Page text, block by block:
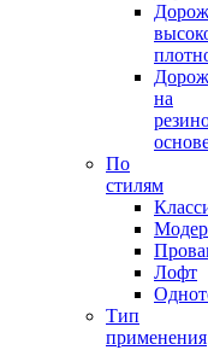
на
По
стилям
Лофт
Тип
применения